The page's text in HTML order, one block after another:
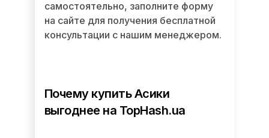
самостоятельно, заполните форму
на сайте для получения бесплатной
консультации с нашим менеджером.
Почему купить Асики
выгоднее на TopHash.ua